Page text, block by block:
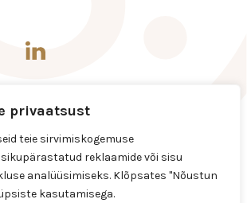
privaatsust
teie sirvimiskogemuse
reklaamide või sisu
analüüsimiseks. Klõpsates "Nõustun
kasutamisega.